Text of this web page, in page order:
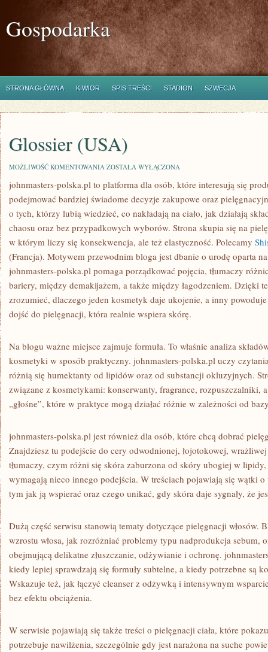
Gospodarka
STRONA GŁÓWNA KIWIOR SPIS TREŚCI STADION SZWECJA
Glossier (USA)
MOŻLIWOŚĆ KOMENTOWANIA GLOSSIER
ZOSTAŁA WYŁĄCZONA
johnmasters-polska.pl to platforma dla osób, które interesują się
podejmować bardziej świadome decyzje zakupowe oraz
o tych, którzy lubią wiedzieć, co nakładają na ciało, jak działają
chaosu oraz bez przypadkowych wyborów. Strona skupia się na
w którym liczy się konsekwencja, ale też elastyczność. Polecamy
(Francja). Motywem przewodnim bloga jest dbanie o urodę oparta
johnmasters-polska.pl pomaga porządkować pojęcia, tłumaczy
bariery, między demakijażem, a także między łagodzeniem. Dzięki
zrozumieć, dlaczego jeden kosmetyk daje ukojenie, a inny
dojść do pielęgnacji, która realnie wspiera skórę.
Na blogu ważne miejsce zajmuje formuła. To właśnie analiza
kosmetyki w sposób praktyczny. johnmasters-polska.pl uczy
różnią się humektanty od lipidów oraz od substancji okluzyjnych.
związane z kosmetykami: konserwanty, fragrance, rozpuszczalniki,
„głośne”, które w praktyce mogą działać różnie w zależności od
johnmasters-polska.pl jest również dla osób, które chcą dobrać
Znajdziesz tu podejście do cery odwodnionej, łojotokowej,
tłumaczy, czym różni się skóra zaburzona od skóry ubogiej w
wymagają nieco innego podejścia. W treściach pojawiają się wątki
tym jak ją wspierać oraz czego unikać, gdy skóra daje sygnały, że
Dużą część serwisu stanowią tematy dotyczące pielęgnacji włosów.
wzrostu włosa, jak rozróżniać problemy typu nadprodukcja sebum,
obejmującą delikatne złuszczanie, odżywianie i ochronę.
kiedy lepiej sprawdzają się formuły subtelne, a kiedy potrzebne są
Wskazuje też, jak łączyć cleanser z odżywką i intensywnym
bez efektu obciążenia.
W serwisie pojawiają się także treści o pielęgnacji ciała, które
potrzebuje nawilżenia, szczególnie gdy jest narażona na suche